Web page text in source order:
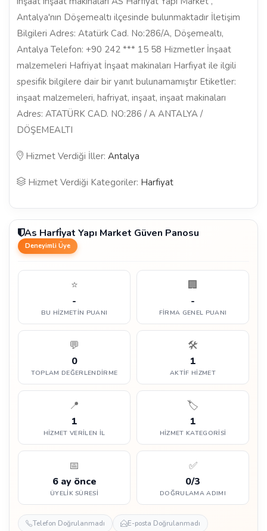
Antalya'nın Döşemealtı ilçesinde bulunmaktadır İletişim
Bilgileri Adres: Atatürk Cad. No:286/A, Döşemealtı,
Antalya Telefon: +90 242 *** 15 58 Hizmetler İnşaat
malzemeleri Hafriyat İnşaat makinaları Harfiyat ile ilgili
spesifik bilgilere dair bir yanıt bulunamamıştır Etiketler:
inşaat malzemeleri, hafriyat, inşaat, inşaat makinaları
Adres: ATATÜRK CAD. NO:286 / A ANTALYA /
DÖŞEMEALTI
Hizmet Verdiği İller: Antalya
Hizmet Verdiği Kategoriler: Harfiyat
As Harfi̇yat Yapı Market Güven Panosu
Deneyimli Üye
⭐
-
BU HIZMETIN PUANI
🏢
-
FIRMA GENEL PUANI
💬
0
TOPLAM DEĞERLENDIRME
🛠️
1
AKTIF HIZMET
📍
1
HIZMET VERILEN İL
🏷️
1
HIZMET KATEGORISI
📅
6 ay önce
ÜYELIK SÜRESI
✅
0/3
DOĞRULAMA ADIMI
Telefon Doğrulanmadı
E-posta Doğrulanmadı